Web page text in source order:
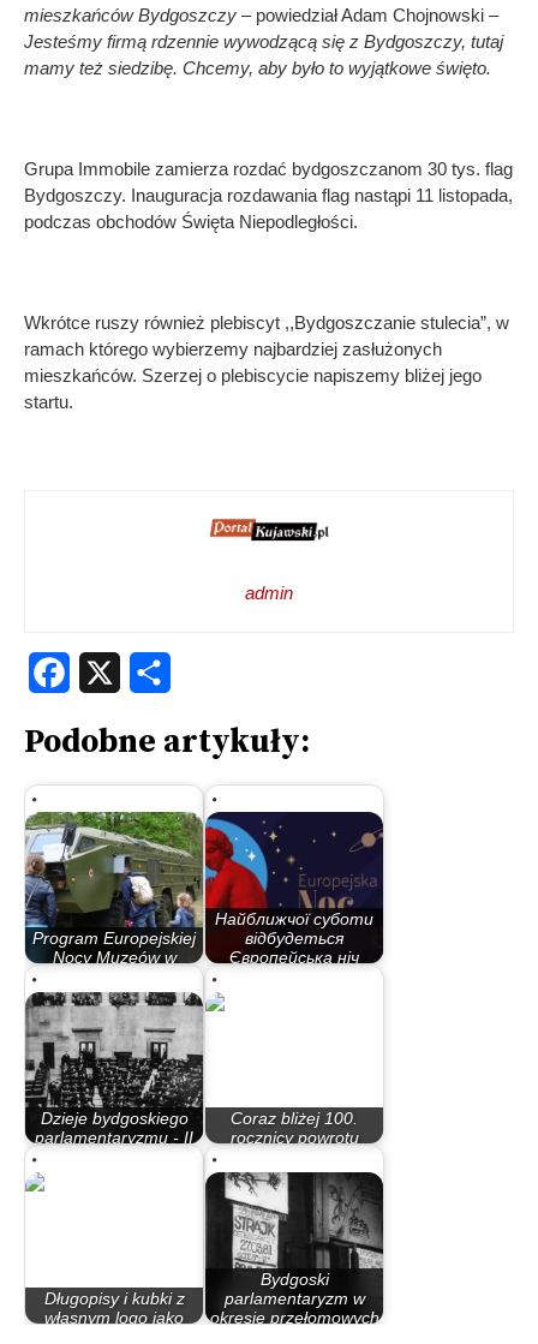
mieszkańców Bydgoszczy – powiedział Adam Chojnowski –
Jesteśmy firmą rdzennie wywodzącą się z Bydgoszczy, tutaj
mamy też siedzibę. Chcemy, aby było to wyjątkowe święto.
Grupa Immobile zamierza rozdać bydgoszczanom 30 tys. flag
Bydgoszczy. Inauguracja rozdawania flag nastąpi 11 listopada,
podczas obchodów Święta Niepodległości.
Wkrótce ruszy również plebiscyt ,,Bydgoszczanie stulecia”, w
ramach którego wybierzemy najbardziej zasłużonych
mieszkańców. Szerzej o plebiscycie napiszemy bliżej jego
startu.
admin
Facebook
Podobne artykuły:
Program Europejskiej
Nocy Muzeów w
Найближчої суботи
відбудеться
Європейська ніч
Dzieje bydgoskiego
parlamentaryzmu - II
Coraz bliżej 100.
rocznicy powrotu
Długopisy i kubki z
własnym logo jako
Bydgoski
parlamentaryzm w
okresie przełomowych